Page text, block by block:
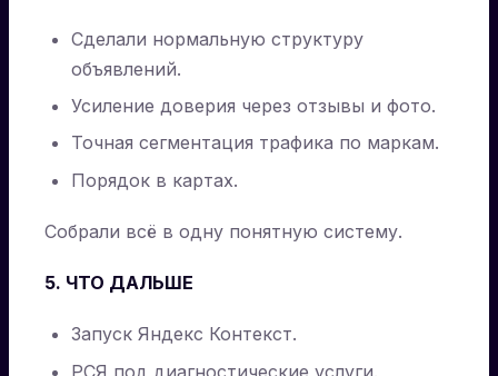
Сделали нормальную структуру
объявлений.
Усиление доверия через отзывы и фото.
Точная сегментация трафика по маркам.
Порядок в картах.
Собрали всё в одну понятную систему.
5. ЧТО ДАЛЬШЕ
Запуск Яндекс Контекст.
РСЯ под диагностические услуги.